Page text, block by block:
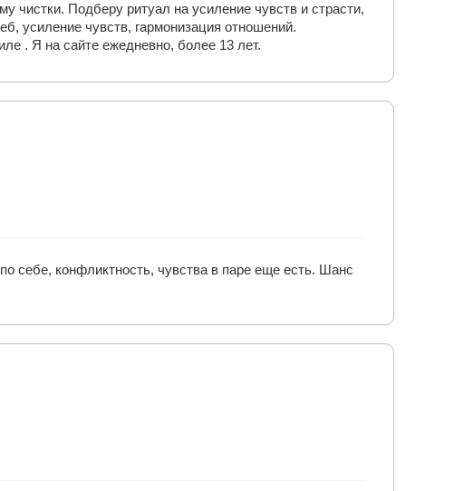
чистки. Подберу ритуал на усиление чувств и страсти,
усиление чувств, гармонизация отношений.
. Я на сайте ежедневно, более 13 лет.
себе, конфликтность, чувства в паре еще есть. Шанс